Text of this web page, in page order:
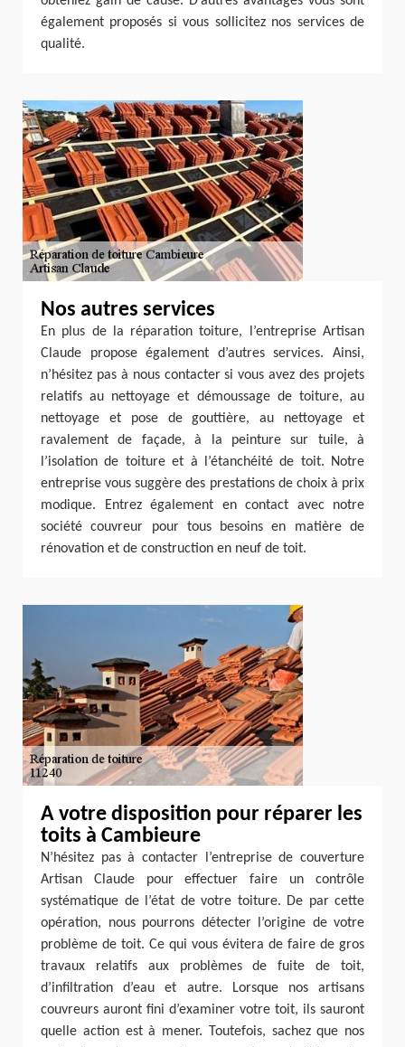
également proposés si vous sollicitez nos services de
qualité.
Nos autres services
En plus de la réparation toiture, l’entreprise Artisan
Claude propose également d’autres services. Ainsi,
n’hésitez pas à nous contacter si vous avez des projets
relatifs au nettoyage et démoussage de toiture, au
nettoyage et pose de gouttière, au nettoyage et
ravalement de façade, à la peinture sur tuile, à
l’isolation de toiture et à l’étanchéité de toit. Notre
entreprise vous suggère des prestations de choix à prix
modique. Entrez également en contact avec notre
société couvreur pour tous besoins en matière de
rénovation et de construction en neuf de toit.
A votre disposition pour réparer les
toits à Cambieure
N’hésitez pas à contacter l’entreprise de couverture
Artisan Claude pour effectuer faire un contrôle
systématique de l’état de votre toiture. De par cette
opération, nous pourrons détecter l’origine de votre
problème de toit. Ce qui vous évitera de faire de gros
travaux relatifs aux problèmes de fuite de toit,
d’infiltration d’eau et autre. Lorsque nos artisans
couvreurs auront fini d’examiner votre toit, ils sauront
quelle action est à mener. Toutefois, sachez que nos